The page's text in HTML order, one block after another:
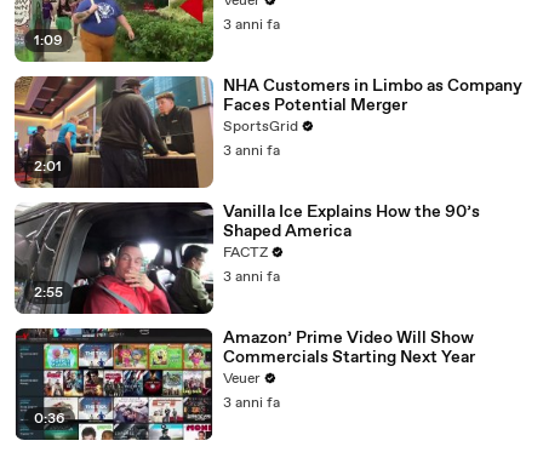
1:09
3 anni fa
2:01
NHA Customers in Limbo as Company
Faces Potential Merger
SportsGrid
3 anni fa
2:55
Vanilla Ice Explains How the 90’s
Shaped America
FACTZ
3 anni fa
0:36
Amazon’ Prime Video Will Show
Commercials Starting Next Year
Veuer
3 anni fa